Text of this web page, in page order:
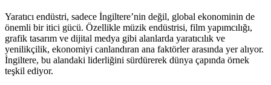
Yaratıcı endüstri, sadece İngiltere’nin değil, global ekonominin de
önemli bir itici gücü. Özellikle müzik endüstrisi, film yapımcılığı,
grafik tasarım ve dijital medya gibi alanlarda yaratıcılık ve
yenilikçilik, ekonomiyi canlandıran ana faktörler arasında yer alıyor.
İngiltere, bu alandaki liderliğini sürdürerek dünya çapında örnek
teşkil ediyor.